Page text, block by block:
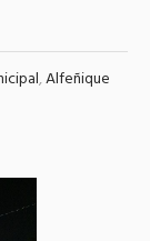
,Alfeñique